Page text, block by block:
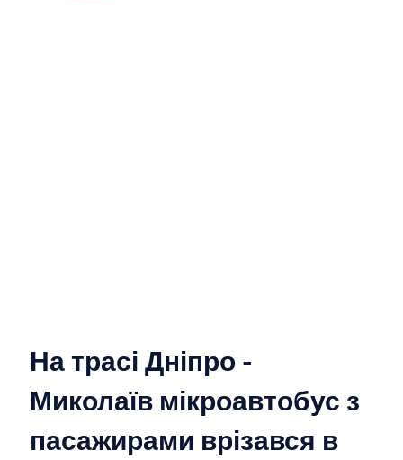
На трасі Дніпро -
Миколаїв мікроавтобус з
пасажирами врізався в